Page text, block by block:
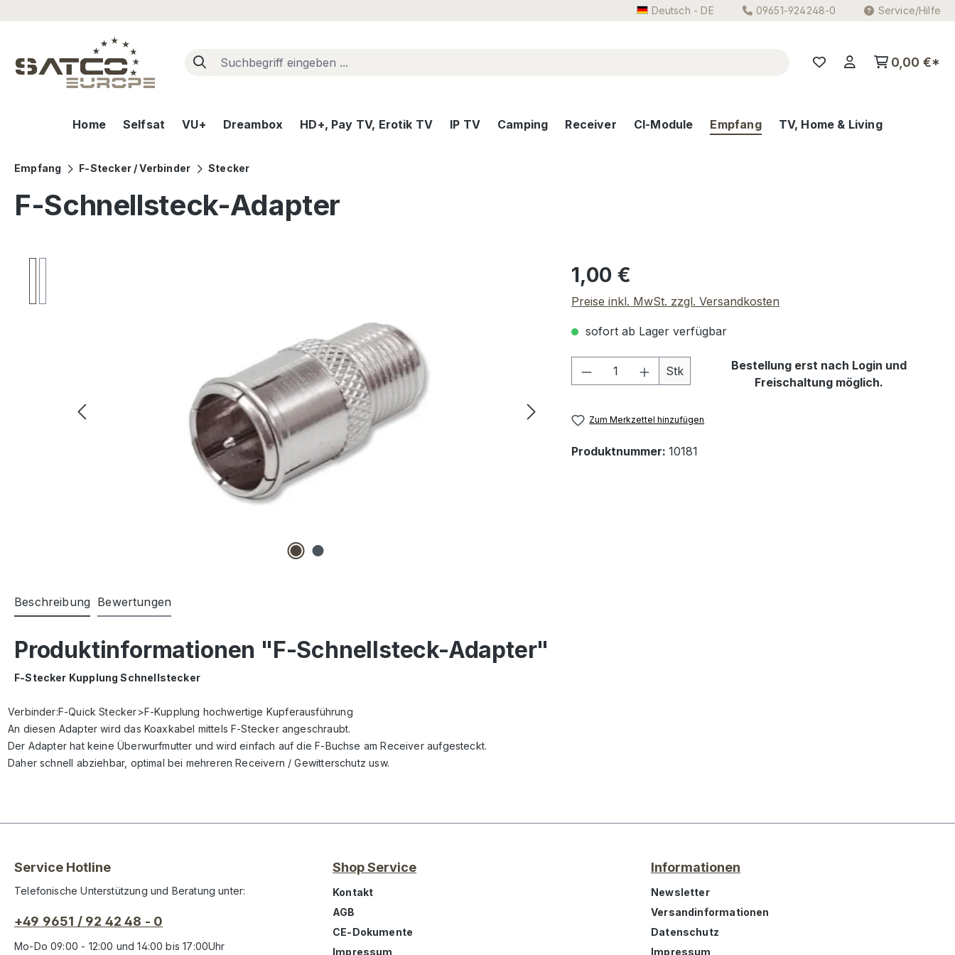
Deutsch - DE 09651-924248-0 Service/Hilfe
0,00 €*
Home Selfsat VU+ Dreambox HD+, Pay TV, Erotik TV IP TV Camping Receiver CI-Module Empfang TV, Home & Living
Empfang F-Stecker / Verbinder Stecker
F-Schnellsteck-Adapter
Regulärer Preis:
1,00 €
Preise inkl. MwSt. zzgl. Versandkosten
sofort ab Lager verfügbar
Produkt Anzahl: Gib den gewünschten Wert
Stk
Bestellung erst nach Login und
Freischaltung möglich.
Zum Merkzettel hinzufügen
Produktnummer: 10181
Beschreibung Bewertungen
Produktinformationen "F-Schnellsteck-Adapter"
F-Stecker Kupplung Schnellstecker
Verbinder:F-Quick Stecker>F-Kupplung hochwertige Kupferausführung
An diesen Adapter wird das Koaxkabel mittels F-Stecker angeschraubt.
Der Adapter hat keine Überwurfmutter und wird einfach auf die F-Buchse am Receiver aufgesteckt.
Daher schnell abziehbar, optimal bei mehreren Receivern / Gewitterschutz usw.
Service Hotline
Telefonische Unterstützung und Beratung unter:
+49 9651 / 92 42 48 - 0
Mo-Do 09:00 - 12:00 und 14:00 bis 17:00Uhr
Shop Service
Kontakt
AGB
CE-Dokumente
Impressum
Informationen
Newsletter
Versandinformationen
Datenschutz
Impressum